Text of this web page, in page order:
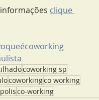
clique
coworking sp
coworkingco working
co-working